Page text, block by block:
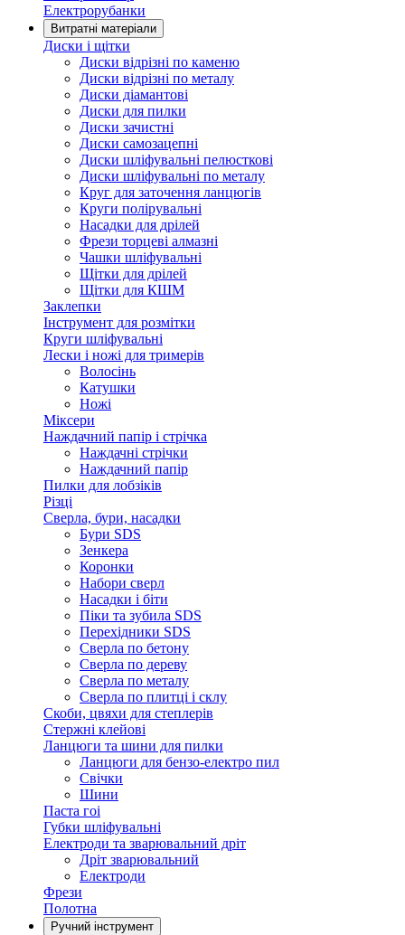
Електрорубанки
Витратні матеріали
Диски і щітки
Диски відрізні по каменю
Диски відрізні по металу
Диски діамантові
Диски для пилки
Диски зачистні
Диски самозацепні
Диски шліфувальні пелюсткові
Диски шліфувальні по металу
Круг для заточення ланцюгів
Круги полірувальні
Насадки для дрілей
Фрези торцеві алмазні
Чашки шліфувальні
Щітки для дрілей
Щітки для КШМ
Заклепки
Інструмент для розмітки
Круги шліфувальні
Лески і ножі для тримерів
Волосінь
Катушки
Ножі
Міксери
Наждачний папір і стрічка
Наждачні стрічки
Наждачний папір
Пилки для лобзіків
Різці
Сверла, бури, насадки
Бури SDS
Зенкера
Коронки
Набори сверл
Насадки і біти
Піки та зубила SDS
Перехідники SDS
Сверла по бетону
Сверла по дереву
Сверла по металу
Сверла по плитці і склу
Скоби, цвяхи для степлерів
Стержні клейові
Ланцюги та шини для пилки
Ланцюги для бензо-електро пил
Свічки
Шини
Паста гоі
Губки шліфувальні
Електроди та зварювальний дріт
Дріт зварювальний
Електроди
Фрези
Полотна
Ручний інструмент